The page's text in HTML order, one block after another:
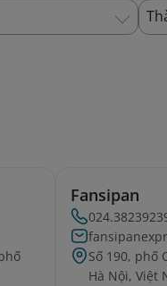
Fansipan
Số 190, phố
Hà Nội, Việt